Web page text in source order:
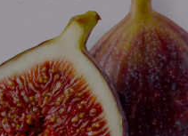
НА САЙТЕ